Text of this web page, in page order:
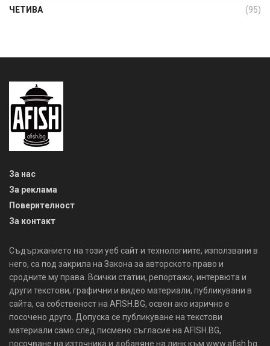
ЧЕТИВА (95)
За нас
За реклама
Поверителност
За контакт
Съдържанието на този уеб сайт и технологиите, използвани в
него, са под закрила на Закона за авторското право и
сродните му права. Всички статии, репортажи, интервюта и
други текстови, графични и видео материали, публикувани в
сайта, са собственост на AFISH.BG, освен ако изрично е
посочено друго. Допуска се публикуване на текстови
материали само след писмено съгласие на AFISH.BG,
посочване на източника и добавяне на линк към www.afish.bg.